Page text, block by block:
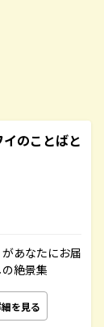
のことばと
あなたにお届
絶景集
を見る